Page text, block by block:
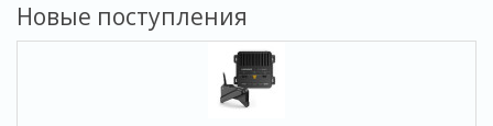
Новые поступления